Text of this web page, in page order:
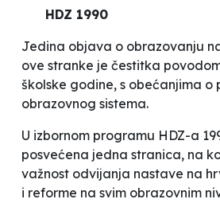
HDZ 1990
Jedina objava o obrazovanju
ove stranke je čestitka
školske godine, s obećanjima o
obrazovnog sistema.
U izbornom programu HDZ-a
posvećena jedna stranica, na
važnost odvijanja nastave na
i reforme na svim obrazovnim